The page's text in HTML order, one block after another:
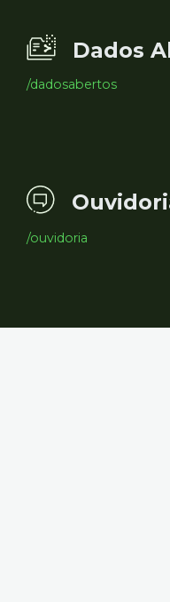
Dados
/dadosabertos
/ouvidoria